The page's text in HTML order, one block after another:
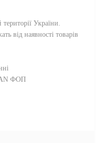
України.
від наявності товарів
ФОП